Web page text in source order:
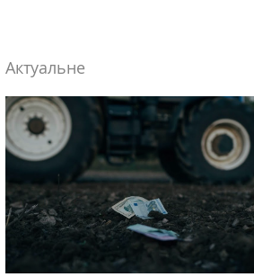
Актуальне